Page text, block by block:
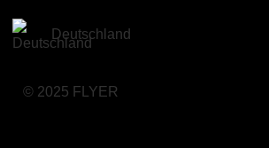
Deutschland
© 2025 FLYER